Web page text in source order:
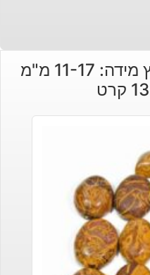
ג'ספר מלוטש לשיבוץ מידה: 11-17 מ"מ